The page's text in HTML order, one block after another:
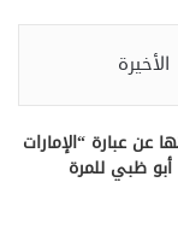
الأخيرة
عن عبارة “الإمارات
ظبي للمرة